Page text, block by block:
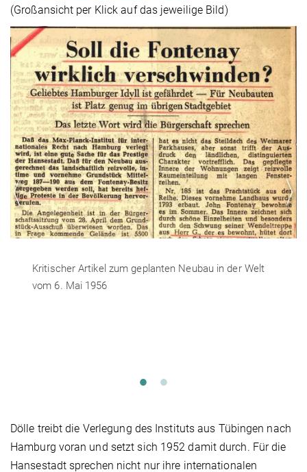
(Großansicht per Klick auf das jeweilige Bild)
Kritischer Artikel zum geplanten Neubau in der Welt
vom 6. Mai 1956
Dölle treibt die Verlegung des Instituts aus Tübingen nach
Hamburg voran und setzt sich 1952 damit durch. Für die
Hansestadt sprechen nicht nur ihre internationalen